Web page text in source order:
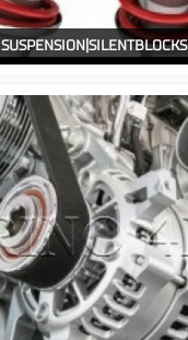
SUSPENSION|SILENTBLOCKS